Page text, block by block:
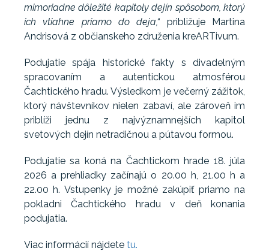
mimoriadne dôležité kapitoly dejín spôsobom, ktorý
ich vtiahne priamo do deja,“ približuje Martina
Andrisová z občianskeho združenia kreARTivum.
Podujatie spája historické fakty s divadelným
spracovaním a autentickou atmosférou
Čachtického hradu. Výsledkom je večerný zážitok,
ktorý návštevníkov nielen zabaví, ale zároveň im
priblíži jednu z najvýznamnejších kapitol
svetových dejín netradičnou a pútavou formou.
Podujatie sa koná na Čachtickom hrade 18. júla
2026 a prehliadky začínajú o 20.00 h, 21.00 h a
22.00 h. Vstupenky je možné zakúpiť priamo na
pokladni Čachtického hradu v deň konania
podujatia.
Viac informácií nájdete tu.